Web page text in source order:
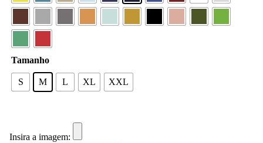
Tamanho
S M L XL XXL
Insira a imagem: